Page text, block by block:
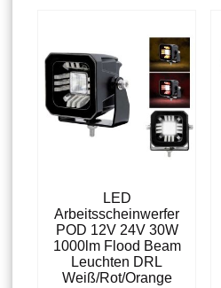
LED
Arbeitsscheinwerfer
POD 12V 24V 30W
1000lm Flood Beam
Leuchten DRL
Weiß/Rot/Orange